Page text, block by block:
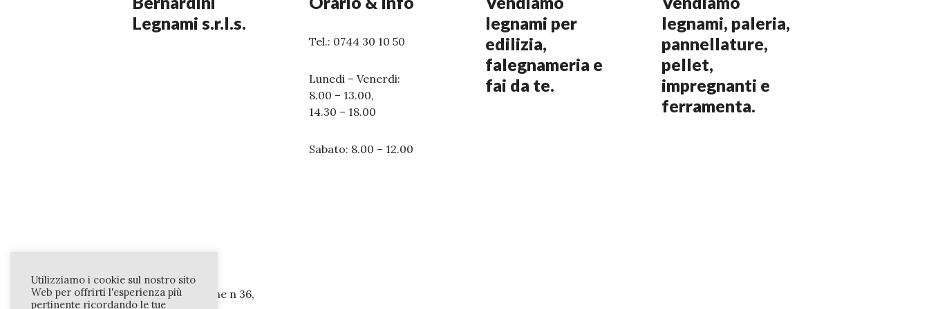
Legnami s.r.l.s.
Via del Sersimone n 36,
Tel.: 0744 30 10 50
Lunedi – Venerdi:
8.00 – 13.00,
14.30 – 18.00
Sabato: 8.00 – 12.00
legnami per
edilizia,
falegnameria e
fai da te.
legnami, paleria,
pannellature,
pellet,
impregnanti e
ferramenta.
Utilizziamo i cookie sul nostro sito
Web per offrirti l'esperienza più
pertinente ricordando le tue